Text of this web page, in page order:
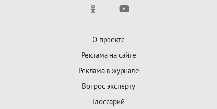
О проекте
Реклама на сайте
Реклама в журнале
Вопрос эксперту
Глоссарий